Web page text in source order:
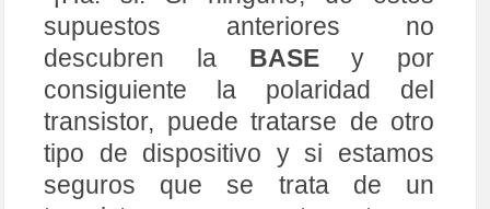
SEGUNDO PASO.
Vamos a identificar elColectory
elEmisor. Cogemos con la punta
de pruebaROJA la patilla 1 del
transistor junto con la mano (en
contacto con los dedos), de forma